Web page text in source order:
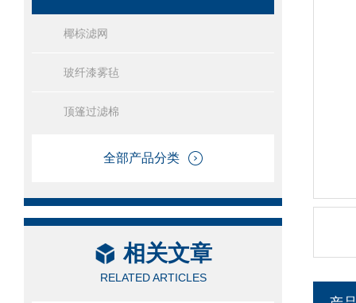
椰棕滤网
玻纤漆雾毡
顶篷过滤棉
全部产品分类
相关文章
RELATED ARTICLES